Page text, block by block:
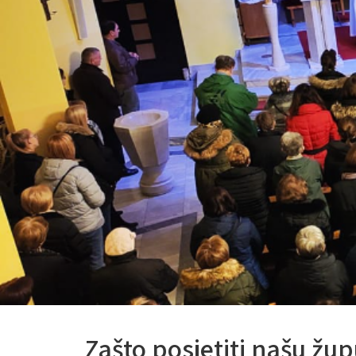
Zašto posjetiti našu